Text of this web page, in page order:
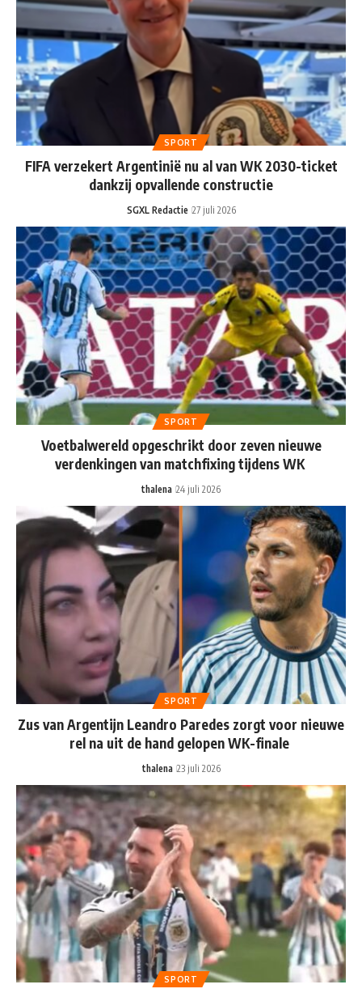
SPORT
FIFA verzekert Argentinië nu al van WK 2030-ticket
dankzij opvallende constructie
SGXL Redactie 27 juli 2026
SPORT
Voetbalwereld opgeschrikt door zeven nieuwe
verdenkingen van matchfixing tijdens WK
thalena 24 juli 2026
SPORT
Zus van Argentijn Leandro Paredes zorgt voor nieuwe
rel na uit de hand gelopen WK-finale
thalena 23 juli 2026
SPORT